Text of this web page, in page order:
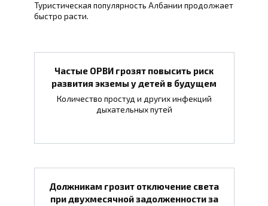
Туристическая популярность Албании продолжает
быстро расти.
Частые ОРВИ грозят повысить риск
развития экземы у детей в будущем
Количество простуд и других инфекций
дыхательных путей
Должникам грозит отключение света
при двухмесячной задолженности за